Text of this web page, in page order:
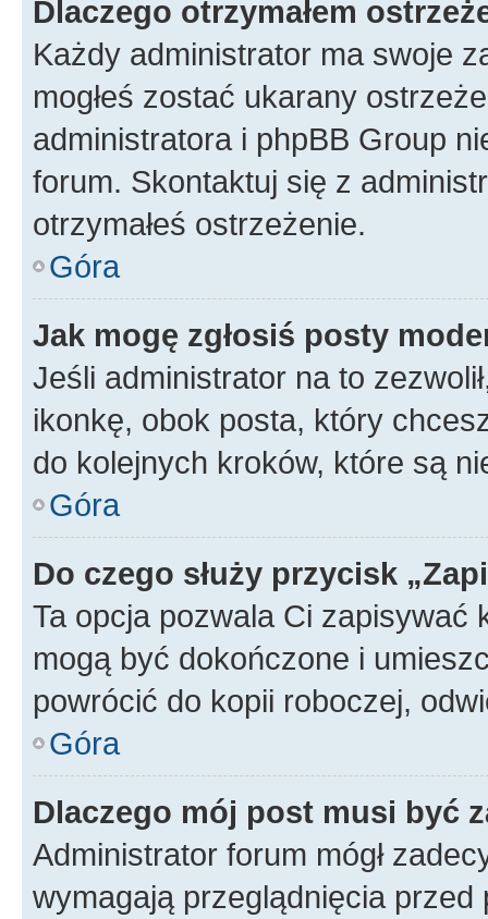
Dlaczego otrzymałem
Każdy administrator ma swoje
mogłeś zostać ukarany
administratora i phpBB Group
forum. Skontaktuj się z
otrzymałeś ostrzeżenie.
Góra
Jak mogę zgłosiś posty
Jeśli administrator na to
ikonkę, obok posta, który
do kolejnych kroków, które są
Góra
Do czego służy przycisk
Ta opcja pozwala Ci zapisywać
mogą być dokończone i
powrócić do kopii roboczej,
Góra
Dlaczego mój post musi być
Administrator forum mógł
wymagają przeglądnięcia